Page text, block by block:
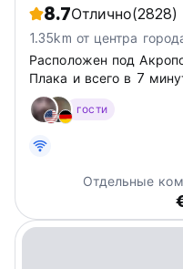
8.7Отлично(2828)
1.35km от центра
Расположен под
Плака и всего в 7
Ситнагма. Хостел
отремонтирован.
гости
Отдельные